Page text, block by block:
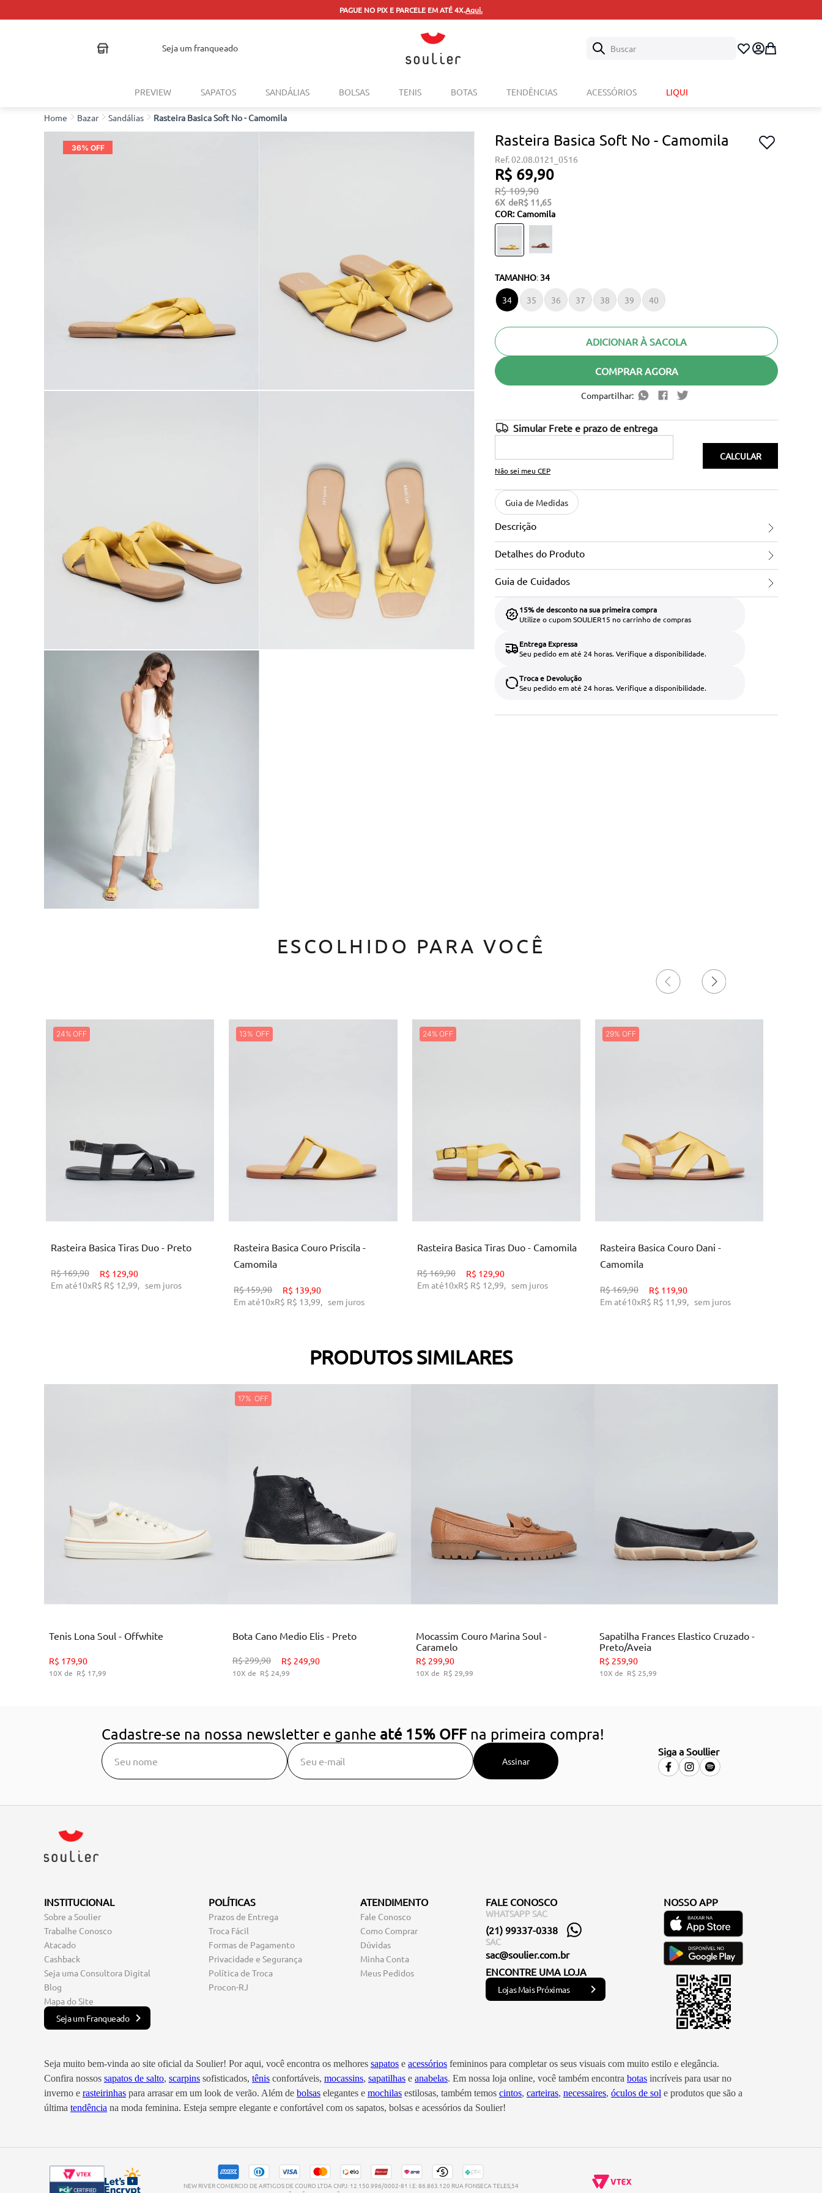
PAGUE NO PIX E PARCELE EM ATÉ 4X.Aqui.
seja um franqueado Buscar
PREVIEW SAPATOS SANDÁLIAS BOLSAS TENIS BOTAS TENDÊNCIAS ACESSÓRIOS LIQUI
Bazar Sandálias Rasteira Basica Soft No - Camomila
36% OFF Rasteira Basica Soft No - Camomila
02.08.0121_0516
R$ 69,90
R$ 109,90
6 R$ 11,65
COR: Camomila
TAMANHO: 34
34 35 36 37 38 39 40
ADICIONAR À SACOLA
COMPRAR AGORA
Compartilhar:
Não sei meu CEP
Guia de Medidas
Descrição
Detalhes do Produto
Guia de Cuidados
15% de desconto na sua primeira compra
Utilize o cupom SOULIER15 no carrinho de compras
Entrega Expressa
Seu pedido em até 24 horas. Verifique a disponibilidade.
Troca e Devolução
Seu pedido em até 24 horas. Verifique a disponibilidade.
ESCOLHIDO PARA VOCÊ
24%
Rasteira Basica Tiras Duo - Preto
R$169,90 R$ 129,90
Em até10xR$ R$ 12,99, sem juros
13%
Rasteira Basica Couro Priscila -
Camomila
R$159,90 R$ 139,90
Em até10xR$ R$ 13,99, sem juros
24%
Rasteira Basica Tiras Duo - Camomila
R$169,90 R$ 129,90
Em até10xR$ R$ 12,99, sem juros
29%
Rasteira Basica Couro Dani -
Camomila
R$169,90 R$ 119,90
Em até10xR$ R$ 11,99, sem juros
PRODUTOS SIMILARES
ADICIONAR AO CARRINHO
Tenis Lona Soul - Offwhite
R$ 179,90
10 R$ 17,99
34 35 36
ADICIONAR AO CARRINHO
17%
Bota Cano Medio Elis - Preto
R$299,90 R$ 249,90
10 R$ 24,99
ADICIONAR AO CARRINHO
Mocassim Couro Marina Soul -
Caramelo
R$ 299,90
10 R$ 29,99
ADICIONAR AO CARRINHO
Sapatilha Frances Elastico Cruzado -
Preto/Aveia
R$ 259,90
10 R$ 25,99
Cadastre-se na nossa newsletter e ganhe até 15% OFFna primeira compra!
Assinar
Siga a Soullier
INSTITUCIONAL
Sobre a Soulier
Trabalhe Conosco
Atacado
Cashback
Seja uma Consultora Digital
Blog
Mapa do Site
Seja um Franqueado
POLÍTICAS
Prazos de Entrega
Troca Fácil
Formas de Pagamento
Privacidade e Segurança
Política de Troca
Procon-RJ
ATENDIMENTO
Fale Conosco
Como Comprar
Dúvidas
Minha Conta
Meus Pedidos
FALE CONOSCO
WHATSAPP SAC
(21) 99337-0338
SAC
sac@soulier.com.br
ENCONTRE UMA LOJA
Lojas Mais Próximas
NOSSO APP
Seja muito bem-vinda ao site oficial da Soulier! Por aqui, você encontra os melhores sapatos e acessórios femininos para completar os seus visuais com muito estilo e elegância.
Confira nossos sapatos de salto, scarpins sofisticados, tênis confortáveis, mocassins, sapatilhas e anabelas. Em nossa loja online, você também encontra botas incríveis para usar no
inverno e rasteirinhas para arrasar em um look de verão. Além de bolsas elegantes e mochilas estilosas, também temos cintos, carteiras, necessaires, óculos de sol e produtos que são a
última tendência na moda feminina. Esteja sempre elegante e confortável com os sapatos, bolsas e acessórios da Soulier!
NEW RIVER COMERCIO DE ARTIGOS DE COURO LTDA CNPJ: 12.150.996/0002-81 I.E: 86.863.120 RUA FONSECA TELES,54
1º
tenis
9º
cinto
10
anabela